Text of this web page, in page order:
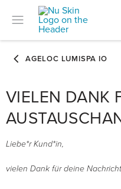
VIELEN DANK
Liebe*r Kund*in,
vielen Dank für deine